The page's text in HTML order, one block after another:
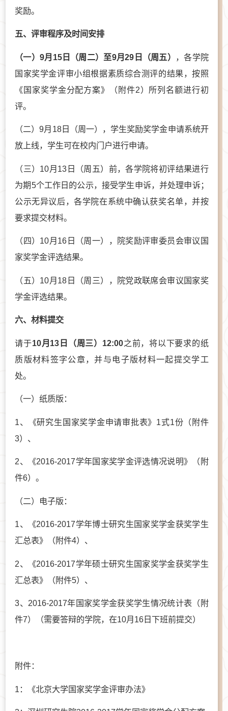
奖励。
五、评审程序及时间安排
（一）9月15日（周二）至9月29日（周五）
，各学院
国家奖学金评审小组根据素质综合测评的结果，按照
《国家奖学金分配方案》（附件2）所列名额进行初
评。
（二）9月18日（周一），学生奖励奖学金申请系统开
放上线，学生可在校内门户进行申请。
（三）10月13日（周五）前，各学院将初评结果进行
为期5个工作日的公示，接受学生申诉，并处理申诉；
公示无异议后，各学院在系统中确认获奖名单，并按
要求提交材料。
（四）10月16日（周一），院奖励评审委员会审议国
家奖学金评选结果。
（五）10月18日（周三），院党政联席会审议国家奖
学金评选结果。
六、材料提交
请于10月13日（周三）12:00之前，将以下要求的纸
质版材料签字公章，并与电子版材料一起提交学工
处。
（一）纸质版：
1、《研究生国家奖学金申请审批表》1式1份（附件
3）、
2、《2016-2017学年国家奖学金评选情况说明》（附
件6）。
（二）电子版：
1、《2016-2017学年博士研究生国家奖学金获奖学生
汇总表》（附件4）、
2、《2016-2017学年硕士研究生国家奖学金获奖学生
汇总表》（附件5）、
3、2016-2017年国家奖学金获奖学生情况统计表（附
件7）（需要答辩的学院，在10月16日下班前提交）
附件：
1：《北京大学国家奖学金评审办法》